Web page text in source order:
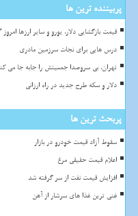
پربیننده ترین ها
قیمت بازگشایی دلار، یورو و سایر ارزها امروز ۱۳ خرداد ۱۴۰۵ به همراه جدول
درس هایی برای نجات سرزمین مادری
تهران، بی سروصدا جمعیتش را جابه جا می
دلار و سکه طرح جدید در راه ارزانی
پربحث ترین ها
سقوط آزاد قیمت خودرو در بازار
اعلام قیمت حقیقی مرغ
افزایش قیمت نفت از سر گرفته شد
غنی ترین غذا های سرشار از آهن